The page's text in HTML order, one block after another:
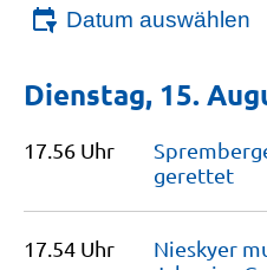
Datum auswählen
Dienstag, 15.
17.56 Uhr
gerettet
17.54 Uhr
Nieskyer